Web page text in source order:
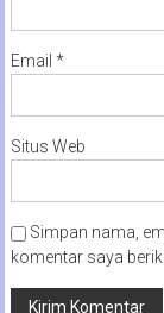
Email *
Situs Web
Simpan nama,
komentar saya